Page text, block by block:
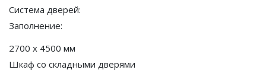
Система дверей:
Заполнение:
2700 x 4500 мм
Шкаф со складными дверями